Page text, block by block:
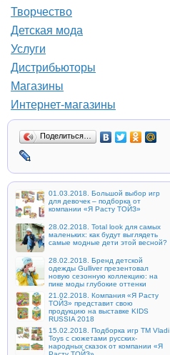
Творчество
Детская мода
Услуги
Дистрибьюторы
Магазины
Интернет-магазины
Поделиться…
01.03.2018. Большой выбор игр
для девочек – подборка от
компании «Я Расту ТОЙЗ»
28.02.2018. Total look для самых
маленьких: как будут выглядеть
самые модные дети этой весной?
28.02.2018. Бренд детской
одежды Gulliver презентовал
новую сезонную коллекцию: на
пике моды глубокие оттенки
21.02.2018. Компания «Я Расту
ТОЙЗ» представит свою
продукцию на выставке KIDS
RUSSIA 2018
15.02.2018. Подборка игр ТМ Vladi
Toys с сюжетами русских-
народных сказок от компании «Я